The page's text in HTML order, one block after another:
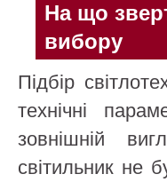
На що
вибору
Підбір
технічні
зовнішній
світильник не